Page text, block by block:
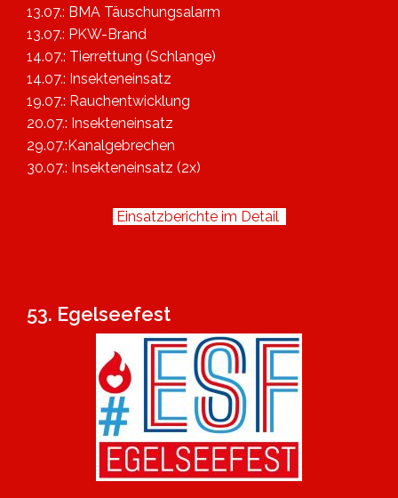
13.07.: BMA Täuschungsalarm
13.07.: PKW-Brand
14.07.: Tierrettung (Schlange)
14.07.: Insekteneinsatz
19.07.: Rauchentwicklung
20.07.: Insekteneinsatz
29.07.:Kanalgebrechen
30.07.: Insekteneinsatz (2x)
Einsatzberichte im Detail
53. Egelseefest